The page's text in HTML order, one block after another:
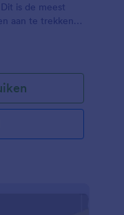
is de meest
aan te trekken